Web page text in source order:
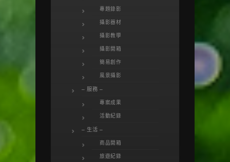
專題錄影
攝影器材
攝影教學
攝影開箱
簡易創作
風景攝影
– 服務 –
專案成果
活動紀錄
– 生活 –
商品開箱
旅遊紀錄